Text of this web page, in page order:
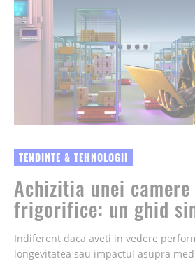
TENDINTE & TEHNOLOGII
Achizitia unei camere
frigorifice: un ghid
Indiferent daca aveti in vedere
longevitatea sau impactul asupra